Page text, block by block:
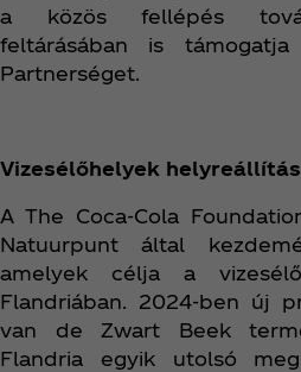
a közös fellépés
feltárásában is
Partnerséget.
Vizesélőhelyek
A The Coca‑Cola
Natuurpunt által
amelyek célja a
Flandriában. 2024-ben új
van de Zwart Beek
Flandria egyik utolsó